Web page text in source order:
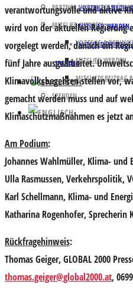
VORTEILE &
MITGLIED WERDEN
MITGLIEDSBEITRAG
SPENDEN
PARTNER UND
MITGLIED WERDEN
VORTEILE &
MITGLIED WERDEN
MITGLIEDSBEITRAG
SPENDEN
verantwortungsvolle und aktive
wird von der aktuellen Regierung
vorgelegt werden, danach ein
fünf Jahre ausgearbeitet.
Klimavolksbegehren stellen vor,
gemacht werden muss und auf
Klimaschutzmaßnahmen es jetzt
Am Podium:
Johannes Wahlmüller, Klima- und
Ulla Rasmussen, Verkehrspolitik,
Karl Schellmann, Klima- und
Katharina Rogenhofer, Sprecherin
Rückfragehinweis:
Thomas Geiger, GLOBAL 2000
thomas.geiger@global2000.at,